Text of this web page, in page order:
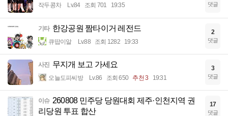
작두콩차 Lv.84 조회 701 19:35 댓글
기타 한강공원 짬타이거 레전드
큐땁이알 Lv.88 조회 1282 19:33
2
댓글
사진 무지개 보고 가세요
오늘도피씨방 Lv.86 조회 650 추천 3 19:31
3
댓글
이슈 260808 민주당 당원대회 제주·인천지역 권
리당원 투표 합산
17
댓글